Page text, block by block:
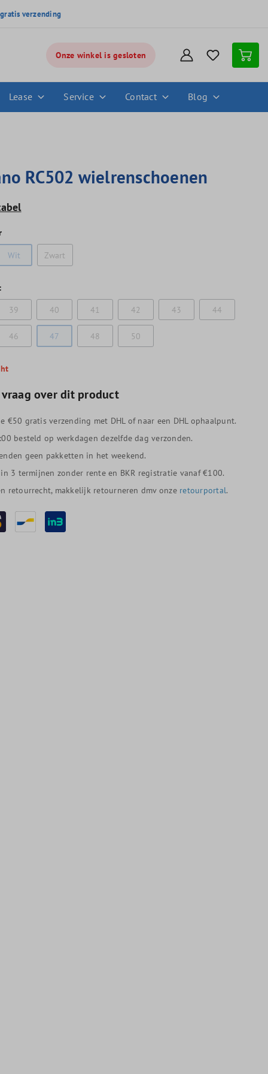
gratis verzending
Onze winkel is gesloten
Lease Service Contact Blog
RC502 wielrenschoenen
Wit
Zwart
39
40 41 42 43 44
46 47 48 50
over dit product
€50 gratis verzending met DHL of naar een DHL ophaalpunt.
besteld op werkdagen dezelfde dag verzonden.
geen pakketten in het weekend.
3 termijnen zonder rente en BKR registratie vanaf €100.
retourrecht, makkelijk retourneren dmv onze retourportal.